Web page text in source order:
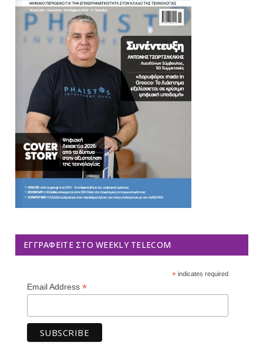
ΕΓΓΡΑΦΕΊΤΕ ΣΤΟ WEEKLY TELECOM
*indicates required
Email Address *